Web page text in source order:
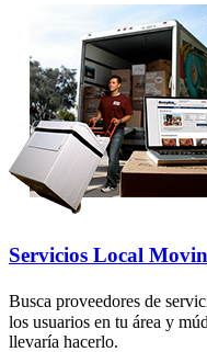
Servicios Local
Busca proveedores de
los usuarios en tu área y
llevaría hacerlo.